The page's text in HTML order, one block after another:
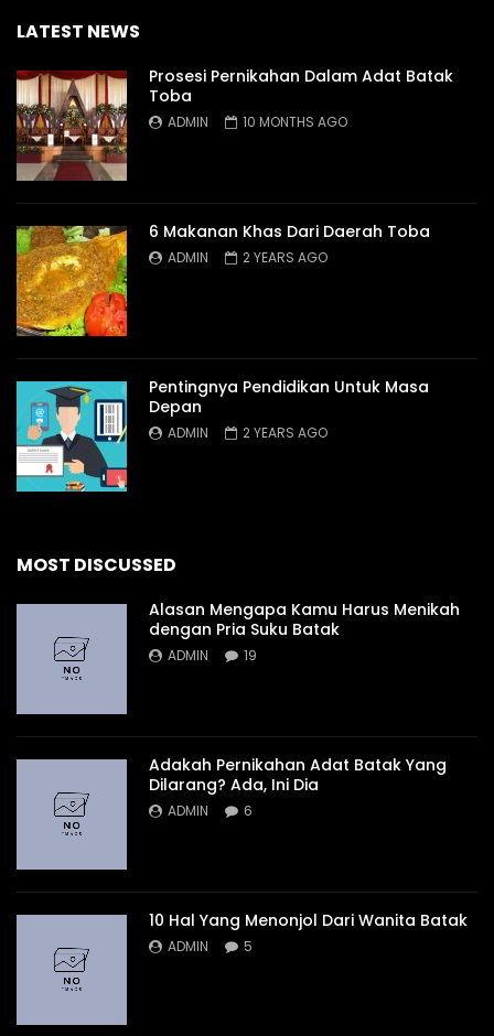
LATEST NEWS
Prosesi Pernikahan Dalam Adat Batak
Toba
ADMIN 10 MONTHS AGO
6 Makanan Khas Dari Daerah Toba
ADMIN 2 YEARS AGO
Pentingnya Pendidikan Untuk Masa
Depan
ADMIN 2 YEARS AGO
MOST DISCUSSED
Alasan Mengapa Kamu Harus Menikah
dengan Pria Suku Batak
ADMIN 19
Adakah Pernikahan Adat Batak Yang
Dilarang? Ada, Ini Dia
ADMIN 6
10 Hal Yang Menonjol Dari Wanita Batak
ADMIN 5